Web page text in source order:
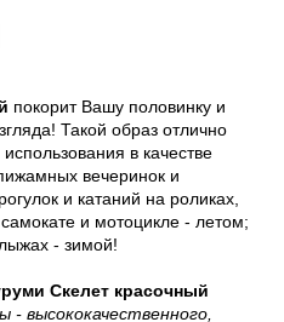
покорит Вашу половинку и
Такой образ отлично
в качестве
вечеринок и
и катаний на роликах,
и мотоцикле - летом;
- зимой!
Скелет красочный
- высококачественного,